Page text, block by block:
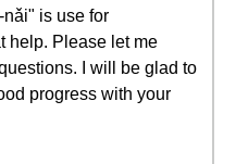
is use for
help. Please let me
I will be glad to
progress with your